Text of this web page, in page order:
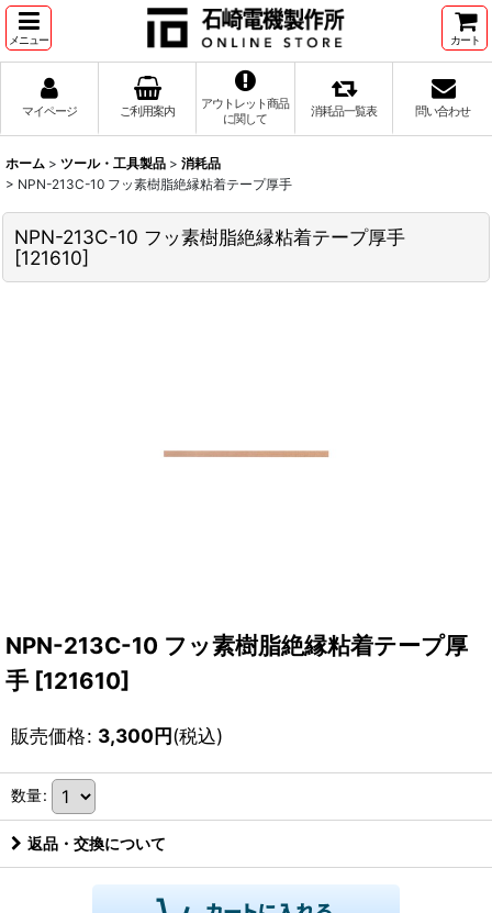
メニュー カート
マイページ ご利用案内
アウトレット商品
に関して
消耗品一覧表 問い合わせ
ホーム > ツール・工具製品 > 消耗品
> NPN-213C-10 フッ素樹脂絶縁粘着テープ厚手
NPN-213C-10 フッ素樹脂絶縁粘着テープ厚手
[121610]
NPN-213C-10 フッ素樹脂絶縁粘着テープ厚
手 [121610]
販売価格: 3,300円(税込)
数量:
返品・交換について